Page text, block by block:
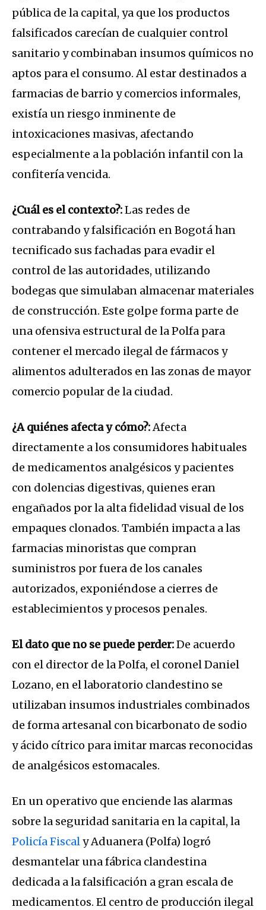
pública de la capital, ya que los productos
falsificados carecían de cualquier control
sanitario y combinaban insumos químicos no
aptos para el consumo. Al estar destinados a
farmacias de barrio y comercios informales,
existía un riesgo inminente de
intoxicaciones masivas, afectando
especialmente a la población infantil con la
confitería vencida.
¿Cuál es el contexto?:Las redes de
contrabando y falsificación en Bogotá han
tecnificado sus fachadas para evadir el
control de las autoridades, utilizando
bodegas que simulaban almacenar materiales
de construcción. Este golpe forma parte de
una ofensiva estructural de la Polfa para
contener el mercado ilegal de fármacos y
alimentos adulterados en las zonas de mayor
comercio popular de la ciudad.
¿A quiénes afecta y cómo?:Afecta
directamente a los consumidores habituales
de medicamentos analgésicos y pacientes
con dolencias digestivas, quienes eran
engañados por la alta fidelidad visual de los
empaques clonados. También impacta a las
farmacias minoristas que compran
suministros por fuera de los canales
autorizados, exponiéndose a cierres de
establecimientos y procesos penales.
El dato que no se puede perder:De acuerdo
con el director de la Polfa, el coronel Daniel
Lozano, en el laboratorio clandestino se
utilizaban insumos industriales combinados
de forma artesanal con bicarbonato de sodio
y ácido cítrico para imitar marcas reconocidas
de analgésicos estomacales.
En un operativo que enciende las alarmas
sobre la seguridad sanitaria en la capital, la
Policía Fiscaly Aduanera (Polfa) logró
desmantelar una fábrica clandestina
dedicada a la falsificación a gran escala de
medicamentos. El centro de producción ilegal